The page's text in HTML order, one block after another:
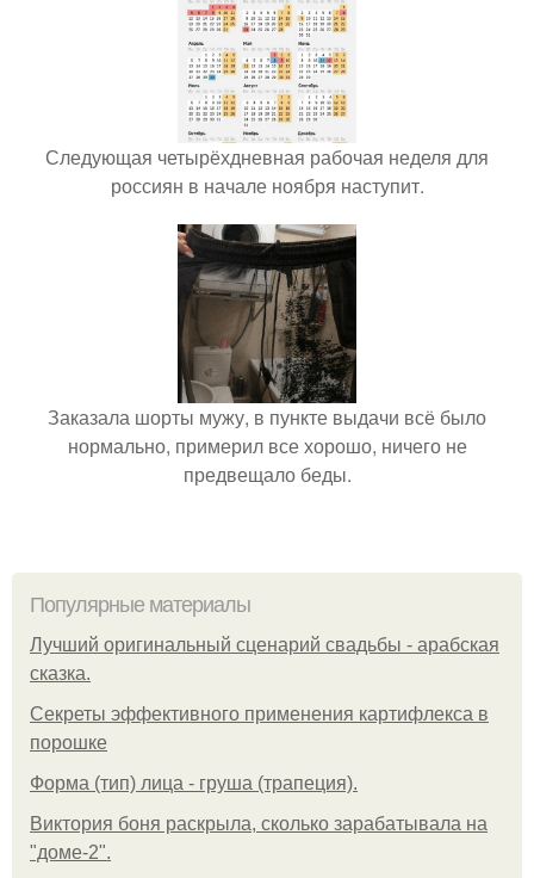
Следующая четырёхдневная рабочая неделя для
россиян в начале ноября наступит.
Заказала шорты мужу, в пункте выдачи всё было
нормально, примерил все хорошо, ничего не
предвещало беды.
Популярные материалы
Лучший оригинальный сценарий свадьбы - арабская
сказка.
Секреты эффективного применения картифлекса в
порошке
Форма (тип) лица - груша (трапеция).
Виктория боня раскрыла, сколько зарабатывала на
"доме-2".